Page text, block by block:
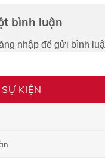
KIỆN
bình luận
nhập để gửi bình